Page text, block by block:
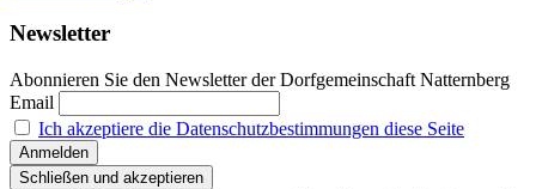
Newsletter
Abonnieren Sie den Newsletter der Dorfgemeinschaft Natternberg
Email
Ich akzeptiere die Datenschutzbestimmungen diese Seite